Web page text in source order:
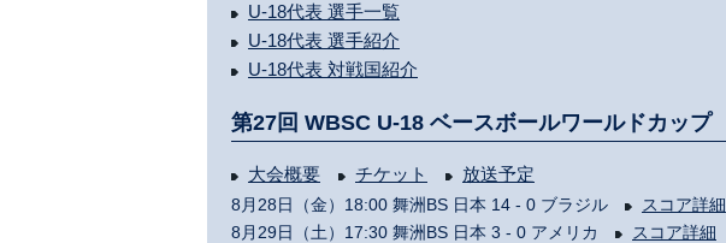
U-18代表 選手一覧
U-18代表 選手紹介
U-18代表 対戦国紹介
第27回 WBSC U-18 ベースボールワールドカップ
大会概要 チケット 放送予定
8月28日（金）18:00 舞洲BS 日本 14 - 0 ブラジル スコア詳細
8月29日（土）17:30 舞洲BS 日本 3 - 0 アメリカ
スコア詳細